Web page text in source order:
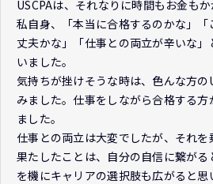
USCPAは、それなりに時間もお金もか
私自身、「本当に合格するのかな」
丈夫かな」「仕事との両立が辛いな
いました。
気持ちが挫けそうな時は、色んな方の
みました。仕事をしながら合格する
ました。
仕事との両立は大変でしたが、それを
果たしたことは、自分の自信に繋がる
を機にキャリアの選択肢も広がると思